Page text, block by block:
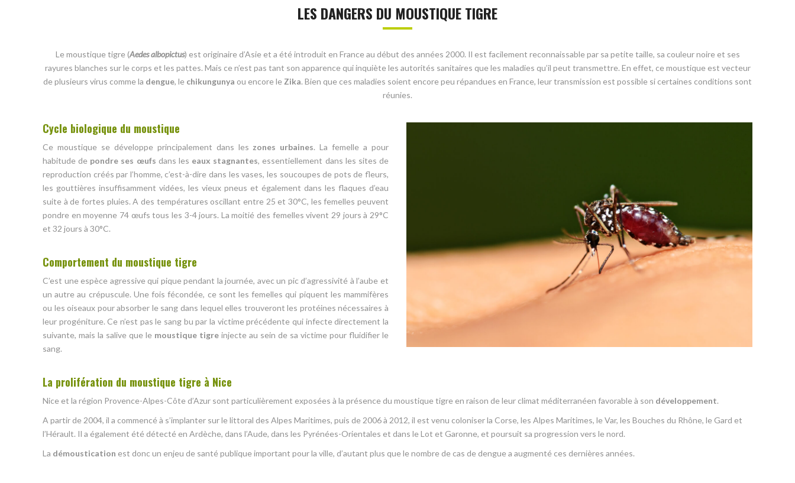
LES DANGERS DU MOUSTIQUE TIGRE
Le moustique tigre (Aedes albopictus) est originaire d’Asie et a été introduit en France au début des années 2000. Il est facilement reconnaissable par sa petite taille, sa couleur noire et ses
rayures blanches sur le corps et les pattes. Mais ce n’est pas tant son apparence qui inquiète les autorités sanitaires que les maladies qu’il peut transmettre. En effet, ce moustique est vecteur
de plusieurs virus comme la dengue, le chikungunya ou encore le Zika. Bien que ces maladies soient encore peu répandues en France, leur transmission est possible si certaines conditions sont
réunies.
Cycle biologique du moustique
Ce moustique se développe principalement dans les zones urbaines. La femelle a pour
habitude de pondre ses œufs dans les eaux stagnantes, essentiellement dans les sites de
reproduction créés par l’homme, c’est-à-dire dans les vases, les soucoupes de pots de fleurs,
les gouttières insuffisamment vidées, les vieux pneus et également dans les flaques d’eau
suite à de fortes pluies. A des températures oscillant entre 25 et 30°C, les femelles peuvent
pondre en moyenne 74 œufs tous les 3-4 jours. La moitié des femelles vivent 29 jours à 29°C
et 32 jours à 30°C.
Comportement du moustique tigre
C’est une espèce agressive qui pique pendant la journée, avec un pic d’agressivité à l’aube et
un autre au crépuscule. Une fois fécondée, ce sont les femelles qui piquent les mammifères
ou les oiseaux pour absorber le sang dans lequel elles trouveront les protéines nécessaires à
leur progéniture. Ce n’est pas le sang bu par la victime précédente qui infecte directement la
suivante, mais la salive que le moustique tigre injecte au sein de sa victime pour fluidifier le
sang.
La prolifération du moustique tigre à Nice
Nice et la région Provence-Alpes-Côte d’Azur sont particulièrement exposées à la présence du moustique tigre en raison de leur climat méditerranéen favorable à son développement.
A partir de 2004, il a commencé à s’implanter sur le littoral des Alpes Maritimes, puis de 2006 à 2012, il est venu coloniser la Corse, les Alpes Maritimes, le Var, les Bouches du Rhône, le Gard et
l’Hérault. Il a également été détecté en Ardèche, dans l’Aude, dans les Pyrénées-Orientales et dans le Lot et Garonne, et poursuit sa progression vers le nord.
La démoustication est donc un enjeu de santé publique important pour la ville, d’autant plus que le nombre de cas de dengue a augmenté ces dernières années.